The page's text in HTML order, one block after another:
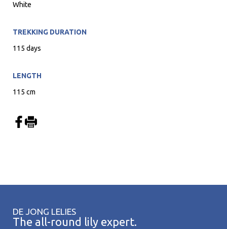
White
TREKKING DURATION
115 days
LENGTH
115 cm
DE JONG LELIES
The all-round lily expert.